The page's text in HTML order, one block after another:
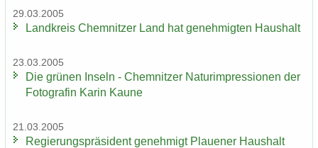
29.03.2005
Land­kreis Chem­nit­zer Land hat ge­neh­mig­ten Haus­halt
23.03.2005
Die grü­nen In­seln - Chem­nit­zer Na­turim­pres­sio­nen der
Fo­to­gra­fin Karin Kaune
21.03.2005
Re­gie­rungs­prä­si­dent ge­neh­migt Plaue­ner Haus­halt